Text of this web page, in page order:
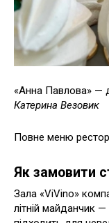
«Анна Павлова» —
Катерина Везовик
Повне меню
Як замовити
Зала «ViVino»
літній майданчик